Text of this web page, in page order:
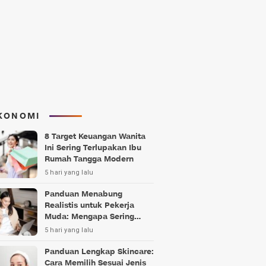
8 Target Keuangan Wanita
Ini Sering Terlupakan Ibu
Rumah Tangga Modern
5 hari yang lalu
Panduan Menabung
Realistis untuk Pekerja
Muda: Mengapa Sering
Gagal?
5 hari yang lalu
Panduan Lengkap Skincare:
Cara Memilih Sesuai Jenis